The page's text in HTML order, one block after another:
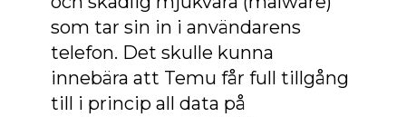
som tar sin in i användarens
telefon. Det skulle kunna
innebära att Temu får full tillgång
till i princip all data på